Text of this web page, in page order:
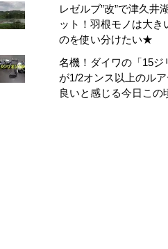
レゼルブ”改”で津久井
ット！羽根モノは大き
のを使い分けたい★
名機！ダイワの「15ジ
が1/2オンス以上のル
良いと感じる今日この